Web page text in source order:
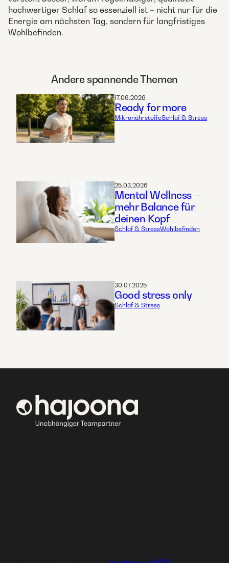
hochwertiger Schlaf so essenziell ist – nicht nur für die
Energie am nächsten Tag, sondern für langfristiges
Wohlbefinden.
Andere spannende Themen
17.06.2026
Ready for more
MikronährstoffeSchlaf & Stress
25.03.2026
Mental Wellness –
mehr Balance für
deinen Kopf
Schlaf & StressWohlbefinden
30.07.2025
Good stress only
Schlaf & Stress